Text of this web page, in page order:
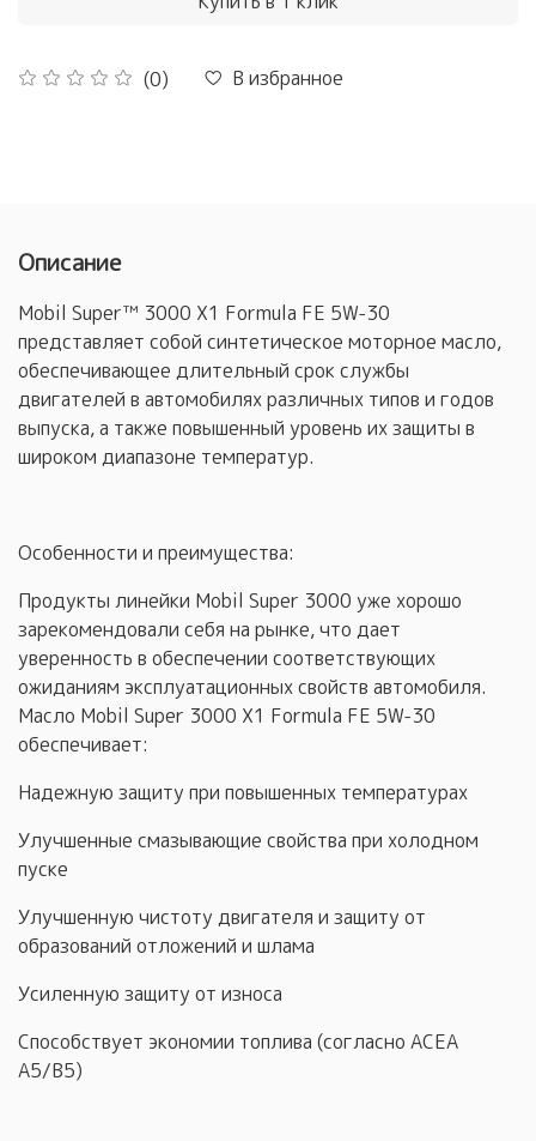
(0) В избранное
Описание
Mobil Super™ 3000 X1 Formula FE 5W-30
представляет собой синтетическое моторное масло,
обеспечивающее длительный срок службы
двигателей в автомобилях различных типов и годов
выпуска, а также повышенный уровень их защиты в
широком диапазоне температур.
Особенности и преимущества:
Продукты линейки Mobil Super 3000 уже хорошо
зарекомендовали себя на рынке, что дает
уверенность в обеспечении соответствующих
ожиданиям эксплуатационных свойств автомобиля.
Масло Mobil Super 3000 X1 Formula FE 5W-30
обеспечивает:
Надежную защиту при повышенных температурах
Улучшенные смазывающие свойства при холодном
пуске
Улучшенную чистоту двигателя и защиту от
образований отложений и шлама
Усиленную защиту от износа
Способствует экономии топлива (согласно ACEA
A5/B5)